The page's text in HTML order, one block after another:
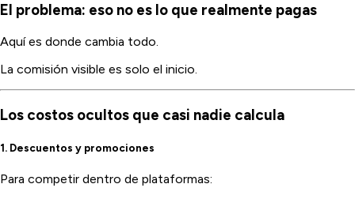
El problema: eso no es lo que realmente pagas
Aquí es donde cambia todo.
La comisión visible es solo el inicio.
Los costos ocultos que casi nadie calcula
1. Descuentos y promociones
Para competir dentro de plataformas: